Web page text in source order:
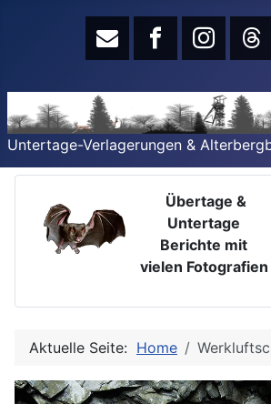
Untertage-Verlagerungen &
Übertage &
Untertage
Berichte mit
vielen Fotografien
Aktuelle Seite: Home